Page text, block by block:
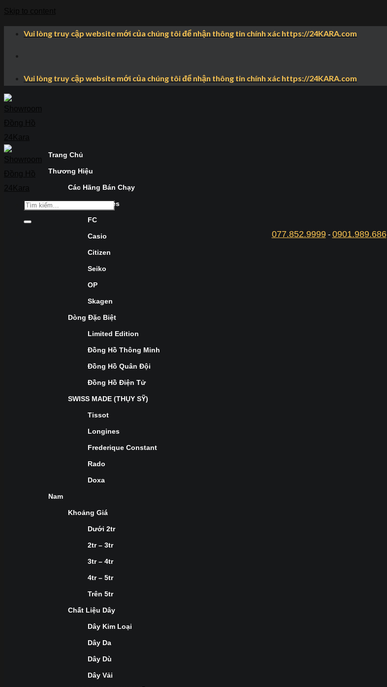
Vui lòng truy cập website mới của chúng tôi để nhận thông tin chính xác https://24KARA.com
Vui lòng truy cập website mới của chúng tôi để nhận thông tin chính xác https://24KARA.com
077.852.9999- 0901.989.686
Trang Chủ
Thương Hiệu
Các Hãng Bán Chạy
Longines
FC
Casio
Citizen
Seiko
OP
Skagen
Dòng Đặc Biệt
Limited Edition
Đồng Hồ Thông Minh
Đồng Hồ Quân Đội
Đồng Hồ Điện Tử
SWISS MADE (THỤY SỸ)
Tissot
Longines
Frederique Constant
Rado
Doxa
Nam
Khoảng Giá
Dưới 2tr
2tr – 3tr
3tr – 4tr
4tr – 5tr
Trên 5tr
Chất Liệu Dây
Dây Kim Loại
Dây Da
Dây Dù
Dây Vải